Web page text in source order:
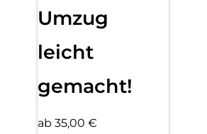
Umzug
leicht
gemacht!
ab 35,00 €